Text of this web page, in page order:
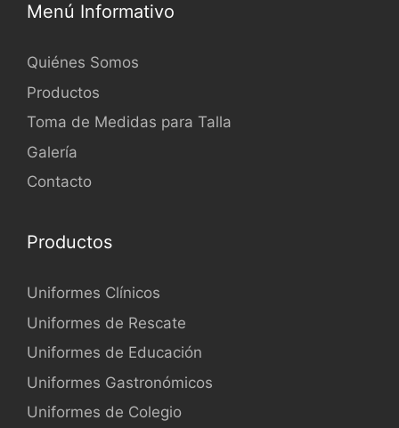
Menú Informativo
Quiénes Somos
Productos
Toma de Medidas para Talla
Galería
Contacto
Productos
Uniformes Clínicos
Uniformes de Rescate
Uniformes de Educación
Uniformes Gastronómicos
Uniformes de Colegio